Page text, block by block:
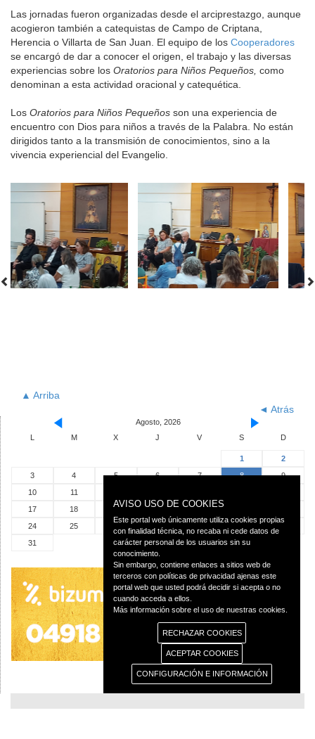
Las jornadas fueron organizadas desde el arciprestazgo, aunque
acogieron también a catequistas de Campo de Criptana,
Herencia o Villarta de San Juan. El equipo de los Cooperadores
se encargó de dar a conocer el origen, el trabajo y las diversas
experiencias sobre los Oratorios para Niños Pequeños, como
denominan a esta actividad oracional y catequética.
Los Oratorios para Niños Pequeños son una experiencia de
encuentro con Dios para niños a través de la Palabra. No están
dirigidos tanto a la transmisión de conocimientos, sino a la
vivencia experiencial del Evangelio.
▲ Arriba
◄ Atrás
Agosto, 2026
L
M X J V S D
1
2
3
4 5 6 7 8
9
10
11
17
18 19 20 21
24
25 27
31
AVISO USO DE COOKIES
Este portal web únicamente utiliza cookies propias
con finalidad técnica, no recaba ni cede datos de
carácter personal de los usuarios sin su
conocimiento.
Sin embargo, contiene enlaces a sitios web de
terceros con políticas de privacidad ajenas este
portal web que usted podrá decidir si acepta o no
cuando acceda a ellos.
Más información sobre el uso de nuestras cookies.
RECHAZAR COOKIES
ACEPTAR COOKIES
CONFIGURACIÓN E INFORMACIÓN